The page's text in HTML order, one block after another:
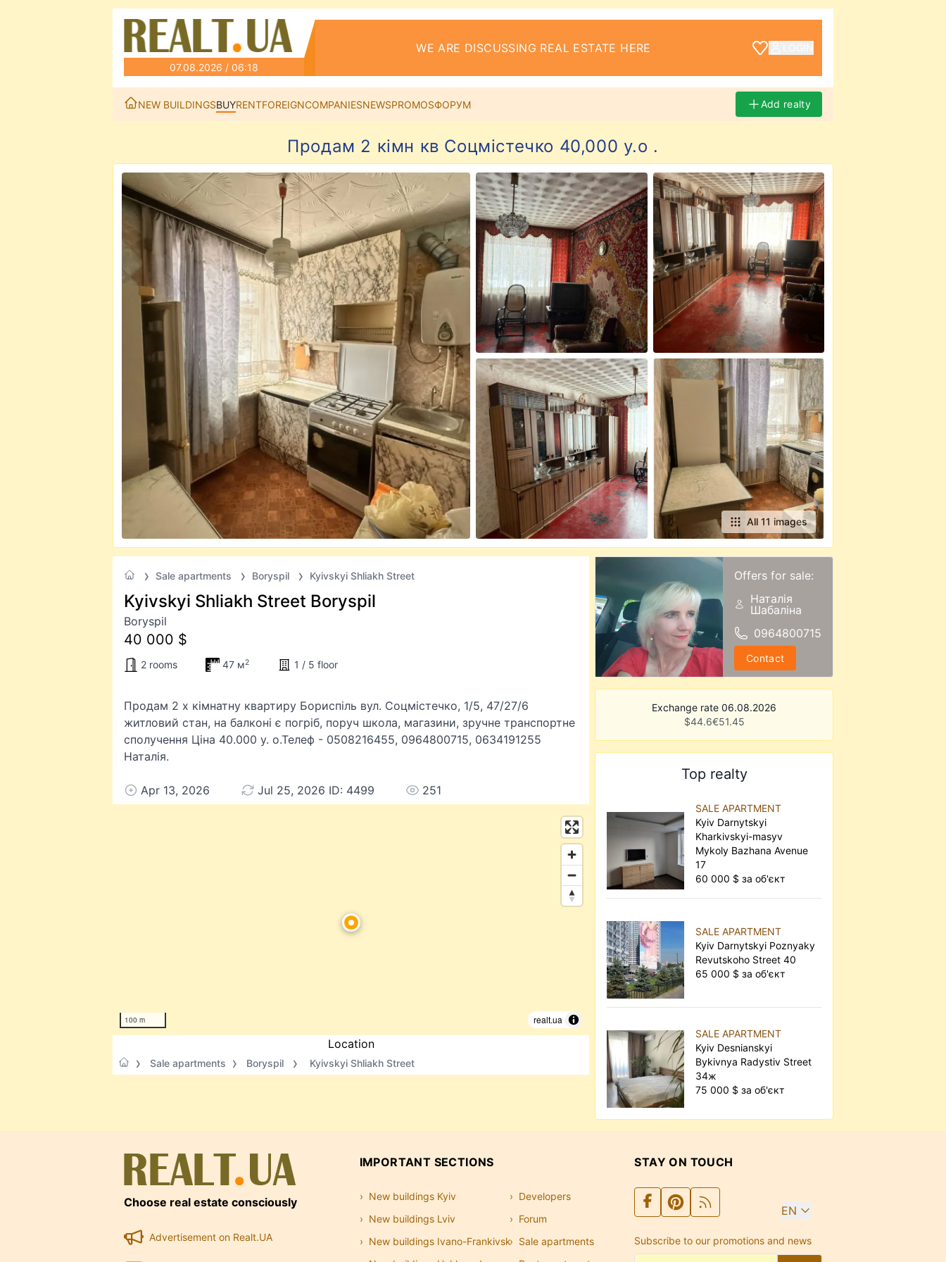
07.08.2026 / 06:18
WE ARE DISCUSSING REAL ESTATE HERE
NEW BUILDINGSBUYRENTFOREIGNCOMPANIESNEWSPROMOSФОРУМ Add realty
Продам 2 кімн кв Соцмістечко 40,000 у.о .
All 11 images
Sale apartments Boryspil Kyivskyi Shliakh Street
Kyivskyi Shliakh Street Boryspil
Boryspil
40 000 $
2 rooms 47 м2 1 / 5 floor
Продам 2 х кімнатну квартиру Бориспіль вул. Соцмістечко, 1/5, 47/27/6
житловий стан, на балконі є погріб, поруч школа, магазини, зручне транспортне
сполучення Ціна 40.000 у. о.Телеф - 0508216455, 0964800715, 0634191255
Наталія.
Apr 13, 2026 Jul 25, 2026 ID: 4499 251
100 m realt.ua
Location
Sale apartments Boryspil Kyivskyi Shliakh Street
Offers for sale:
Наталія
Шабаліна
0964800715
Contact
Exchange rate 06.08.2026
$44.6€51.45
Top realty
SALE APARTMENT
Kyiv Darnytskyi
Kharkivskyi-masyv
Mykoly Bazhana Avenue
17
60 000 $ за об'єкт
SALE APARTMENT
Kyiv Darnytskyi Poznyaky
Revutskoho Street 40
65 000 $ за об'єкт
SALE APARTMENT
Kyiv Desnianskyi
Bykivnya Radystiv Street
34ж
75 000 $ за об'єкт
Choose real estate consciously
Advertisement on Realt.UA
IMPORTANT SECTIONS
New buildings Kyiv
New buildings Lviv
New buildings Ivano-Frankivsk
Developers
Forum
Sale apartments
STAY ON TOUCH
EN
Subscribe to our promotions and news